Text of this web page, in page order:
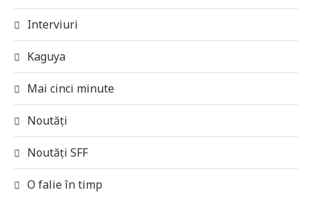
Interviuri
Kaguya
Mai cinci minute
Noutăți
Noutăți SFF
O falie în timp